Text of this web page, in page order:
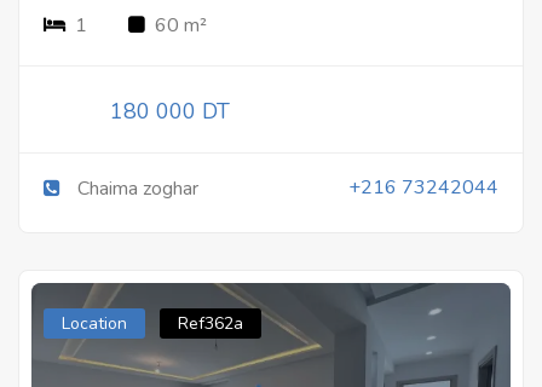
1 60 m²
180 000 DT
Chaima zoghar +216 73242044
Location Ref362a